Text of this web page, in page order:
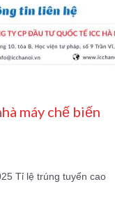
máy chế biến
Tỉ lệ trúng tuyển cao